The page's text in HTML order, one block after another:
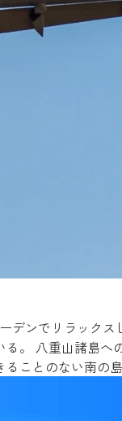
デンでリラックス
。 八重山諸島へ
ことのない南の